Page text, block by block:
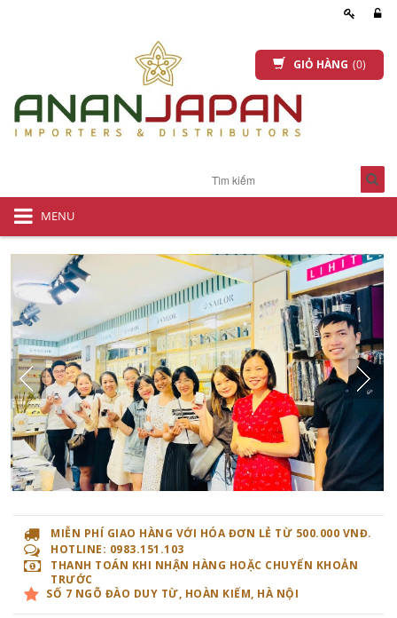
GIỎ HÀNG (0)
MENU
MIỄN PHÍ GIAO HÀNG VỚI HÓA ĐƠN LẺ TỪ 500.000 VNĐ.
HOTLINE: 0983.151.103
THANH TOÁN KHI NHẬN HÀNG HOẶC CHUYỂN KHOẢN
TRƯỚC
SỐ 7 NGÕ ĐÀO DUY TỪ, HOÀN KIẾM, HÀ NỘI